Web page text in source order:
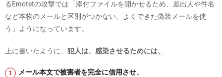
るEmotetの攻撃では「添付ファイルを開かせるため、差出人や件名
など本物のメールと区別がつかない、よくできた偽装メールを使
う」ようになっています。
上に書いたように、 犯人は、 感染させるためには、
メール本文で被害者を完全に信用させ、